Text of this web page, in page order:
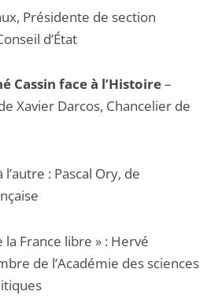
Présidente de section
d’État
Cassin face à l’Histoire–
Xavier Darcos, Chancelier de
l’autre : Pascal Ory, de
la France libre » : Hervé
de l’Académie des sciences